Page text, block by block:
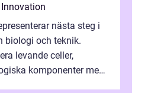
nästa steg i
biologi och teknik.
levande celler,
komponenter med